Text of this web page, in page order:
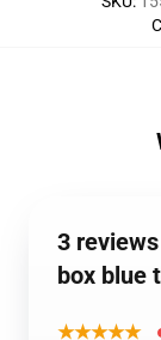
3
box blue
★★★★★